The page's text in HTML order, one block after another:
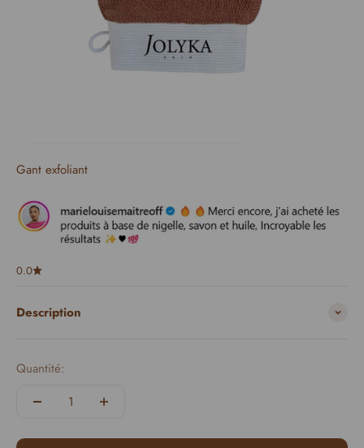
Gant exfoliant
0.0
Description
Quantité: